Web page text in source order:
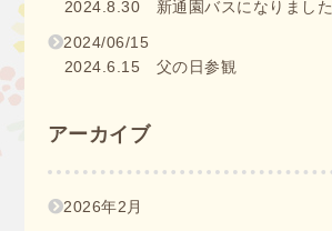
2024.8.30 新通園バスになりました
2024/06/15
2024.6.15 父の日参観
アーカイブ
2026年2月